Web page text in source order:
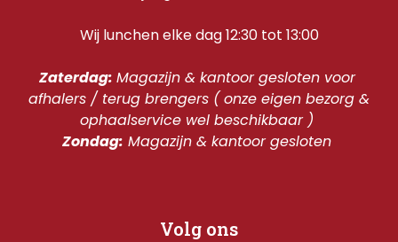
Wij lunchen elke dag 12:30 tot 13:00
Zaterdag: Magazijn & kantoor gesloten voor
afhalers / terug brengers ( onze eigen bezorg &
ophaalservice wel beschikbaar )
Zondag: Magazijn & kantoor gesloten
Volg ons